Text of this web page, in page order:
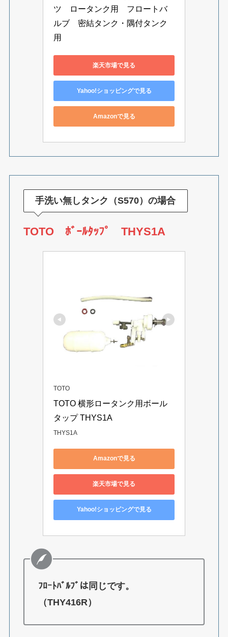
ツ　ロータンク用　フロートバ
ルブ　密結タンク・隅付タンク
用
楽天市場で見る
Yahoo!ショッピングで見る
Amazonで見る
手洗い無しタンク（S570）の場合
TOTO ﾎﾞｰﾙﾀｯﾌﾟ THYS1A
TOTO
TOTO 横形ロータンク用ボール
タップ THYS1A
THYS1A
Amazonで見る
楽天市場で見る
Yahoo!ショッピングで見る
ﾌﾛｰﾄﾊﾞﾙﾌﾞは同じです。
（THY416R）